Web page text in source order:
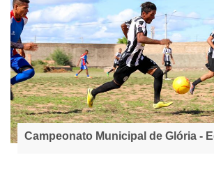
Campeonato Municipal de Glória -